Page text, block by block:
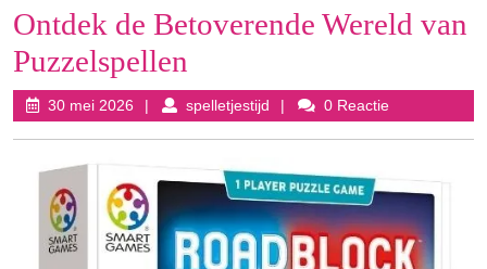
Ontdek de Betoverende Wereld van
Puzzelspellen
30 mei 2026 30
mei
spelletjestijd spelletjestijd0 Reactie